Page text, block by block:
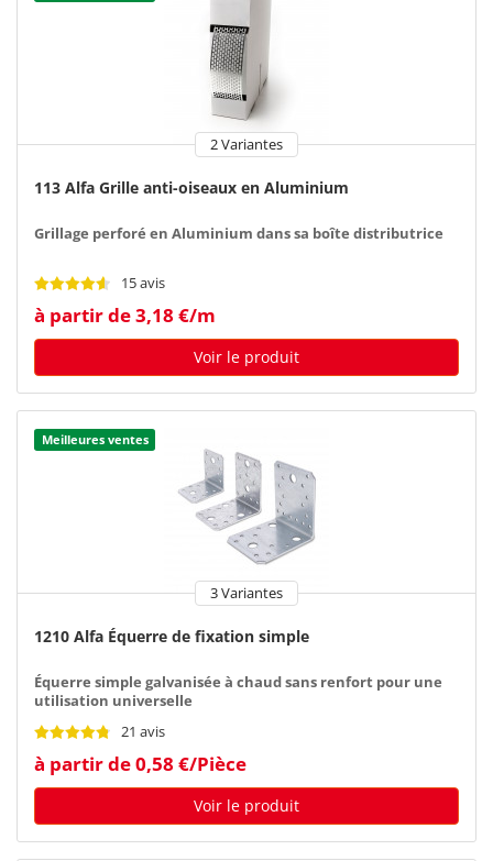
2 Variantes
113 Alfa Grille anti-oiseaux en Aluminium
Grillage perforé en Aluminium dans sa boîte distributrice
15 avis
à partir de 3,18 €/m
Voir le produit
Meilleures ventes
3 Variantes
1210 Alfa Équerre de fixation simple
Équerre simple galvanisée à chaud sans renfort pour une
utilisation universelle
21 avis
à partir de 0,58 €/Pièce
Voir le produit